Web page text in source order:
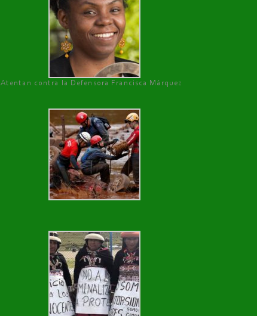
Atentan contra la Defensora Francisca Márquez